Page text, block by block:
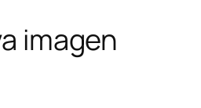
imagen